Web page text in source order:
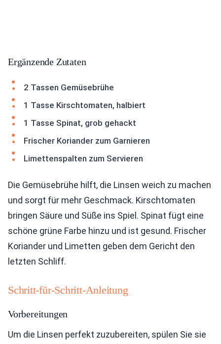
Ergänzende Zutaten
2 Tassen Gemüsebrühe
1 Tasse Kirschtomaten, halbiert
1 Tasse Spinat, grob gehackt
Frischer Koriander zum Garnieren
Limettenspalten zum Servieren
Die Gemüsebrühe hilft, die Linsen weich zu machen
und sorgt für mehr Geschmack. Kirschtomaten
bringen Säure und Süße ins Spiel. Spinat fügt eine
schöne grüne Farbe hinzu und ist gesund. Frischer
Koriander und Limetten geben dem Gericht den
letzten Schliff.
Schritt-für-Schritt-Anleitung
Vorbereitungen
Um die Linsen perfekt zuzubereiten, spülen Sie sie